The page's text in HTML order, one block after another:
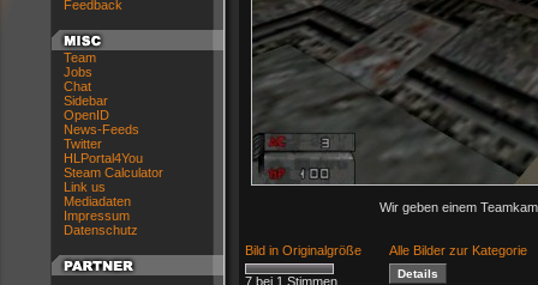
Feedback
Team
Jobs
Chat
Sidebar
OpenID
News-Feeds
Twitter
HLPortal4You
Steam Calculator
Link us
Mediadaten
Impressum
Datenschutz
Wir geben einem
Bild in Originalgröße Alle Bilder zur Kategorie
7 bei 1 Stimmen